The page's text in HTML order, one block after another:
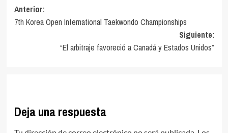
Navegación
de
entradas
Anterior:
7th Korea Open International Taekwondo Championships
Siguiente:
“El arbitraje favoreció a Canadá y Estados Unidos”
Deja una respuesta